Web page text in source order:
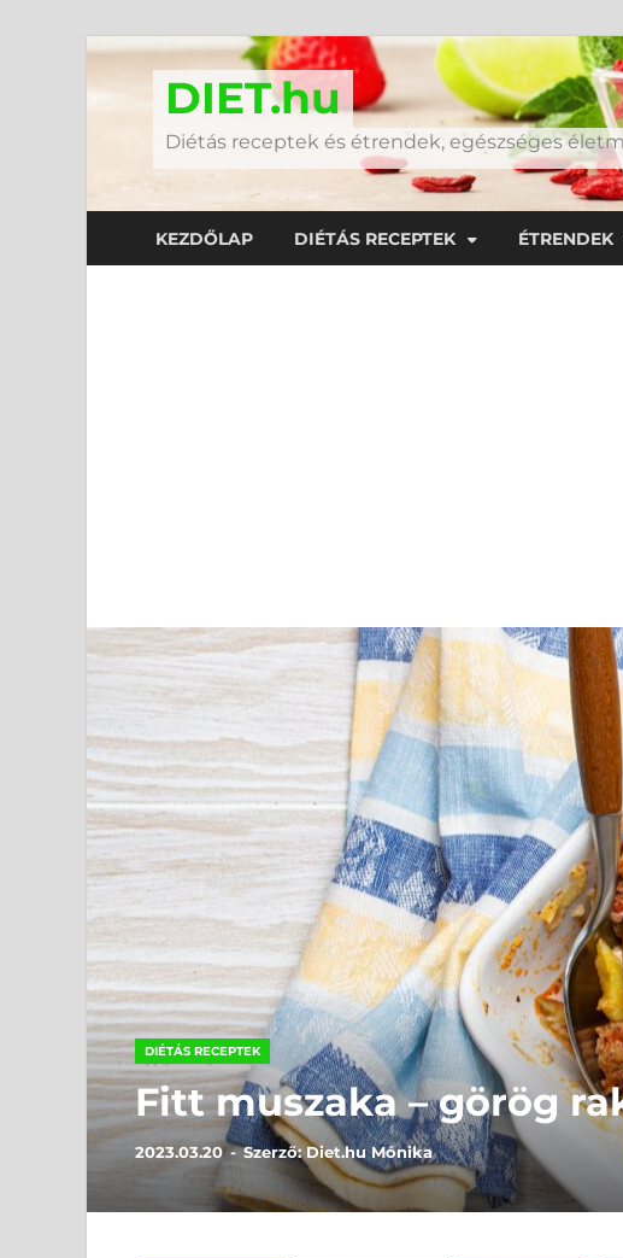
DIET.hu
Diétás receptek és étrendek, egészséges
KEZDŐLAP DIÉTÁS RECEPTEK ÉTRENDEK
DIÉTÁS RECEPTEK
Fitt muszaka – görög
2023.03.20 -Szerző:Diet.hu Mónika